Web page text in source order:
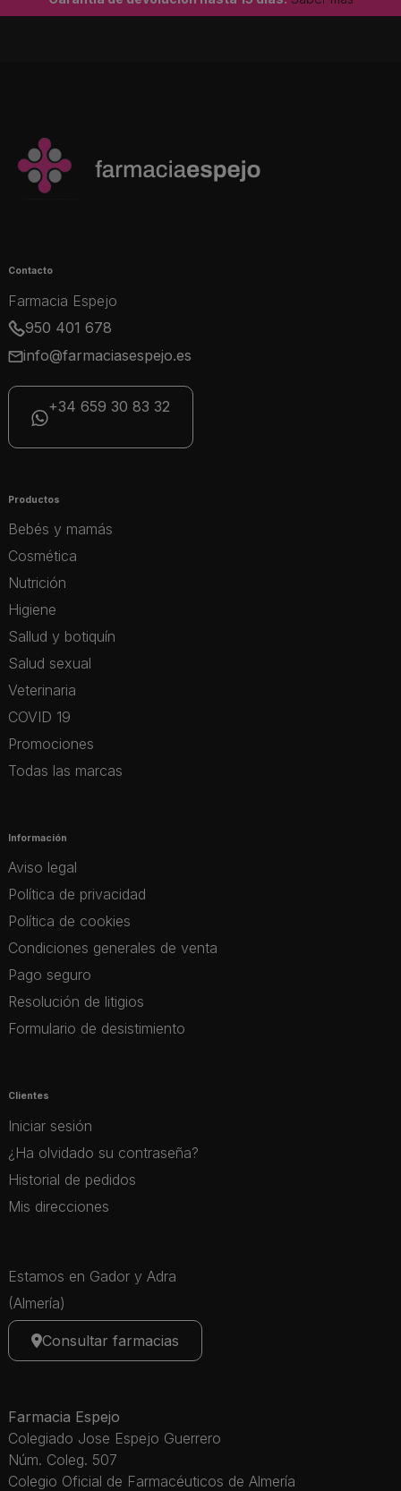
Contacto
Farmacia Espejo
950 401 678
info@farmaciasespejo.es
+34 659 30 83 32
Productos
Bebés y mamás
Cosmética
Nutrición
Higiene
Sallud y botiquín
Salud sexual
Veterinaria
COVID 19
Promociones
Todas las marcas
Información
Aviso legal
Política de privacidad
Política de cookies
Condiciones generales de venta
Pago seguro
Resolución de litigios
Formulario de desistimiento
Clientes
Iniciar sesión
¿Ha olvidado su contraseña?
Historial de pedidos
Mis direcciones
Estamos en Gador y Adra
(Almería)
Consultar farmacias
Farmacia Espejo
Colegiado Jose Espejo Guerrero
Núm. Coleg. 507
Colegio Oficial de Farmacéuticos de Almería